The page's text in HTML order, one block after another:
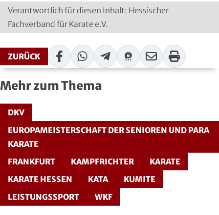
Verantwortlich für diesen Inhalt: Hessischer
Fachverband für Karate e.V.
ZURÜCK FacebookWhatsAppTelegramThreema
Mail Print
Mehr zum Thema
DKV
EUROPAMEISTERSCHAFT DER SENIOREN UND PARA
KARATE
FRANKFURT
KAMPFRICHTER
KARATE
KARATE HESSEN
KATA
KUMITE
LEISTUNGSSPORT
WKF